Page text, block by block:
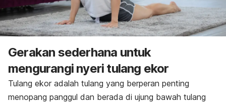
Gerakan sederhana untuk
mengurangi nyeri tulang ekor
Tulang ekor adalah tulang yang berperan penting
menopang panggul dan berada di ujung bawah tulang